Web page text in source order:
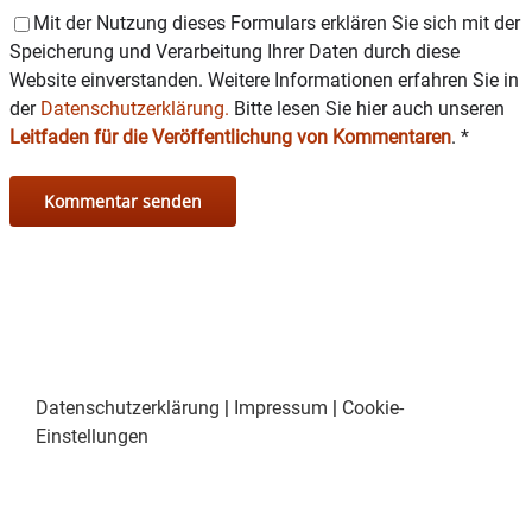
Mit der Nutzung dieses Formulars erklären Sie sich mit der
Speicherung und Verarbeitung Ihrer Daten durch diese
Website einverstanden. Weitere Informationen erfahren Sie in
der Datenschutzerklärung. Bitte lesen Sie hier auch unseren
Leitfaden für die Veröffentlichung von Kommentaren. *
Datenschutzerklärung | Impressum | Cookie-
Einstellungen